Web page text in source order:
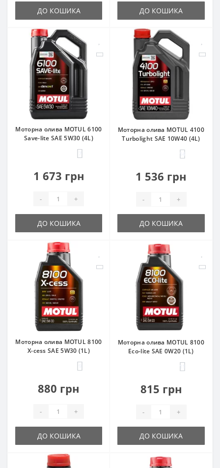
ДО КОШИКА ДО КОШИКА
Моторна олива MOTUL 6100
Save-lite SAE 5W30 (4L)
1 673 грн
- +
ДО КОШИКА
Моторна олива MOTUL 4100
Turbolight SAE 10W40 (4L)
14
1 536 грн
- +
ДО КОШИКА
Моторна олива MOTUL 8100
X-cess SAE 5W30 (1L)
880 грн
- +
ДО КОШИКА
Моторна олива MOTUL 8100
Eco-lite SAE 0W20 (1L)
815 грн
- +
ДО КОШИКА